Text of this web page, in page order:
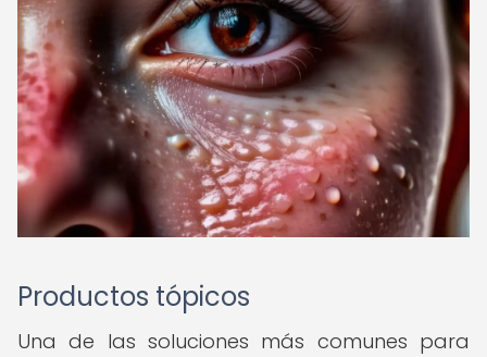
Productos tópicos
Una de las soluciones más comunes para